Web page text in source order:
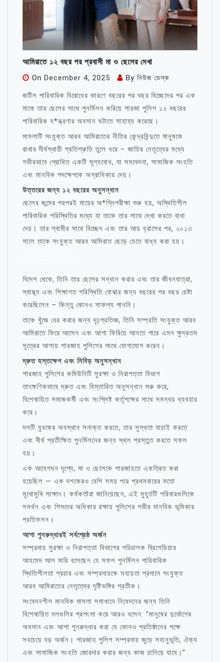
আমিরাতে ১২ বছর পর প্রবাসী মা ও ছেলের দেখা
On December 4, 2025 By নিউজ ডেস্ক
জটিল পারিবারিক বিরোধের কারণে বছরের পর বছর বিচ্ছেদের পর এক
মাকে তার ছেলের সাথে পুনর্মিলন করিয়ে শারজা পুলিশ ১২ বছরের
পারিবারিক য*ন্ত্রণার অবসান ঘটাতে সাহায্য করেছে।
মামলাটি সংযুক্ত আরব আমিরাতের নীতির কেন্দ্রবিন্দুতে মানুষকে
রাখার দীর্ঘস্থায়ী প্রতিশ্রুতি তুলে ধরে – জাতির নেতৃত্বের মধ্যে
গভীরভাবে প্রোথিত একটি মূল্যবোধ, যা সমবেদনা, সামাজিক সংহতি
এবং মানবিক পদক্ষেপকে অগ্রাধিকার দেয়।
উত্তরের জন্য ১২ বছরের অনুসন্ধান
ছেলের জন্মের পরপরই মায়ের অ*গ্নিপরীক্ষা শুরু হয়, অস্থিতিশীল
পারিবারিক পরিস্থিতির মধ্যে যা তাকে তার সাথে দেখা করতে বাধা
দেয়। তার স্বামীর সাথে বিচ্ছেদ এবং তার আয় হ্রাসের পর, ২০১৩
সালে তাকে সংযুক্ত আরব আমিরাত ছেড়ে যেতে বাধ্য করা হয়।
বিদেশ থেকে, তিনি তার ছেলের সন্ধান করার এবং তার জীবনযাত্রা,
স্বাস্থ্য এবং শিক্ষাগত পরিস্থিতি বোঝার জন্য বছরের পর বছর চেষ্টা
করেছিলেন – কিন্তু কোনও সাফল্য পাননি।
তাকে খুঁজে বের করার জন্য দৃঢ়প্রতিজ্ঞ, তিনি সম্প্রতি সংযুক্ত আরব
আমিরাতে ফিরে আসেন এবং আশা ফিরিয়ে আনতে পারে এমন ক্ষুদ্রতম
সূত্রের আশায় শারজাহ পুলিশের সাথে যোগাযোগ করেন।
দ্রুত হস্তক্ষেপ এবং নিবিড় অনুসন্ধান
শারজাহ পুলিশের কমিউনিটি সুরক্ষা ও নিরাপত্তা বিভাগ
তাৎক্ষণিকভাবে দ্রুত এবং বিস্তারিত অনুসন্ধান শুরু করে,
বিশেষায়িত সমাজকর্মী এবং সংশ্লিষ্ট কর্তৃপক্ষের সাথে সমন্বয় ব্যবহার
করে।
দলটি যুবকের অবস্থান সনাক্ত করতে, তার সুস্থতা যাচাই করতে
এবং দীর্ঘ প্রতীক্ষিত পুনর্মিলনের জন্য স্থল প্রস্তুত করতে সফল
হয়।
এক আবেগঘন দৃশ্যে, মা ও ছেলেকে শারজাহতে একত্রিত করা
হয়েছিল — এক দশকেরও বেশি সময় পরে প্রথমবারের মতো
মুখোমুখি সাক্ষাৎ। কর্মকর্তারা জানিয়েছেন, এই মুহূর্তটি পরিবারগুলিকে
সমর্থন এবং শিশুদের অধিকার রক্ষায় পুলিশের গভীর মানবিক ভূমিকার
প্রতিফলন।
আশা পুনরুদ্ধারই সর্বশ্রেষ্ঠ অর্জন
সম্প্রদায় সুরক্ষা ও নিরাপত্তা বিভাগের পরিচালক ব্রিগেডিয়ার
আহমেদ আল মারি বলেছেন যে সফল পুনর্মিলন পারিবারিক
স্থিতিশীলতা প্রচার এবং সম্প্রদায়কে সহায়তা প্রদানে সংযুক্ত
আরব আমিরাতের নেতৃত্বের দৃষ্টিভঙ্গির প্রতীক।
সংবেদনশীল মানবিক মামলা সমাধানে নিবেদনের জন্য তিনি
বিশেষায়িত দলগুলির প্রশংসা করে আরও বলেন: “মানুষের দুর্ভোগের
অবসান এবং আশা পুনরুদ্ধার করা যে কোনও প্রতিষ্ঠানের পক্ষে
সবচেয়ে বড় অর্জন। শারজাহ পুলিশ সম্প্রদায় জুড়ে সহানুভূতি, ঐক্য
এবং সামাজিক সংহতি জোরদার করার জন্য কাজ চালিয়ে যাবে।”